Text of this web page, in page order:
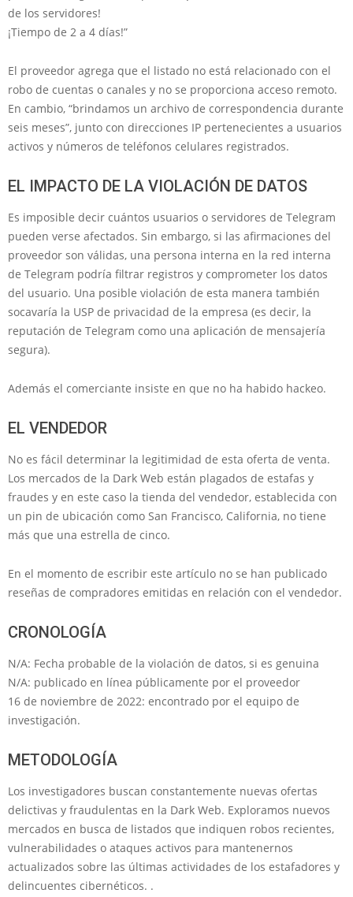
de los servidores!
¡Tiempo de 2 a 4 días!”
El proveedor agrega que el listado no está relacionado con el
robo de cuentas o canales y no se proporciona acceso remoto.
En cambio, “brindamos un archivo de correspondencia durante
seis meses”, junto con direcciones IP pertenecientes a usuarios
activos y números de teléfonos celulares registrados.
EL IMPACTO DE LA VIOLACIÓN DE DATOS
Es imposible decir cuántos usuarios o servidores de Telegram
pueden verse afectados. Sin embargo, si las afirmaciones del
proveedor son válidas, una persona interna en la red interna
de Telegram podría filtrar registros y comprometer los datos
del usuario. Una posible violación de esta manera también
socavaría la USP de privacidad de la empresa (es decir, la
reputación de Telegram como una aplicación de mensajería
segura).
Además el comerciante insiste en que no ha habido hackeo.
EL VENDEDOR
No es fácil determinar la legitimidad de esta oferta de venta.
Los mercados de la Dark Web están plagados de estafas y
fraudes y en este caso la tienda del vendedor, establecida con
un pin de ubicación como San Francisco, California, no tiene
más que una estrella de cinco.
En el momento de escribir este artículo no se han publicado
reseñas de compradores emitidas en relación con el vendedor.
CRONOLOGÍA
N/A: Fecha probable de la violación de datos, si es genuina
N/A: publicado en línea públicamente por el proveedor
16 de noviembre de 2022: encontrado por el equipo de
investigación.
METODOLOGÍA
Los investigadores buscan constantemente nuevas ofertas
delictivas y fraudulentas en la Dark Web. Exploramos nuevos
mercados en busca de listados que indiquen robos recientes,
vulnerabilidades o ataques activos para mantenernos
actualizados sobre las últimas actividades de los estafadores y
delincuentes cibernéticos. .